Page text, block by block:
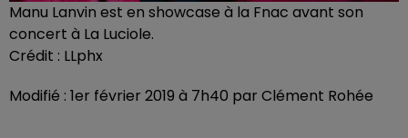
Manu Lanvin est en showcase à la Fnac avant son
concert à La Luciole.
Crédit : LLphx
Modifié : 1er février 2019 à 7h40 par Clément Rohée